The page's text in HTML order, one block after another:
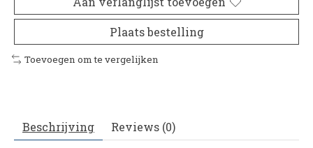
Plaats bestelling
Toevoegen om te vergelijken
Beschrijving Reviews (0)